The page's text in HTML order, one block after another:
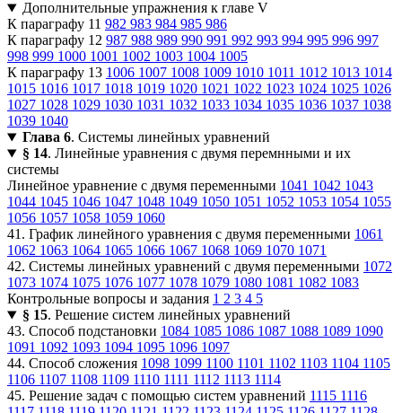
Дополнительные упражнения к главе V
К параграфу 11 982 983 984 985 986
К параграфу 12 987 988 989 990 991 992 993 994 995 996 997
998 999 1000 1001 1002 1003 1004 1005
К параграфу 13 1006 1007 1008 1009 1010 1011 1012 1013 1014
1015 1016 1017 1018 1019 1020 1021 1022 1023 1024 1025 1026
1027 1028 1029 1030 1031 1032 1033 1034 1035 1036 1037 1038
1039 1040
Глава 6. Системы линейных уравнений
§ 14. Линейные уравнения с двумя перемнными и их
системы
Линейное уравнение с двумя переменными 1041 1042 1043
1044 1045 1046 1047 1048 1049 1050 1051 1052 1053 1054 1055
1056 1057 1058 1059 1060
41. График линейного уравнения с двумя переменными 1061
1062 1063 1064 1065 1066 1067 1068 1069 1070 1071
42. Системы линейных уравнений с двумя переменными 1072
1073 1074 1075 1076 1077 1078 1079 1080 1081 1082 1083
Контрольные вопросы и задания 1 2 3 4 5
§ 15. Решение систем линейных уравнений
43. Способ подстановки 1084 1085 1086 1087 1088 1089 1090
1091 1092 1093 1094 1095 1096 1097
44. Способ сложения 1098 1099 1100 1101 1102 1103 1104 1105
1106 1107 1108 1109 1110 1111 1112 1113 1114
45. Решение задач с помощью систем уравнений 1115 1116